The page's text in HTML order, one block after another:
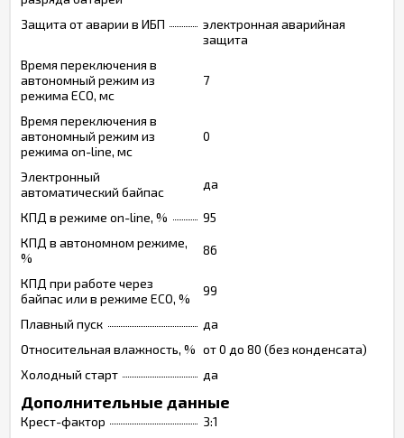
Защита от аварии в ИБП
электронная аварийная
защита
Время переключения в
автономный режим из
режима ECO, мс
7
Время переключения в
автономный режим из
режима on-line, мс
0
Электронный
автоматический байпас
да
КПД в режиме on-line, %
95
КПД в автономном режиме,
%
86
КПД при работе через
байпас или в режиме ECO, %
99
Плавный пуск
да
Относительная влажность, % от 0 до 80 (без конденсата)
Холодный старт
да
Дополнительные данные
Крест-фактор
3:1